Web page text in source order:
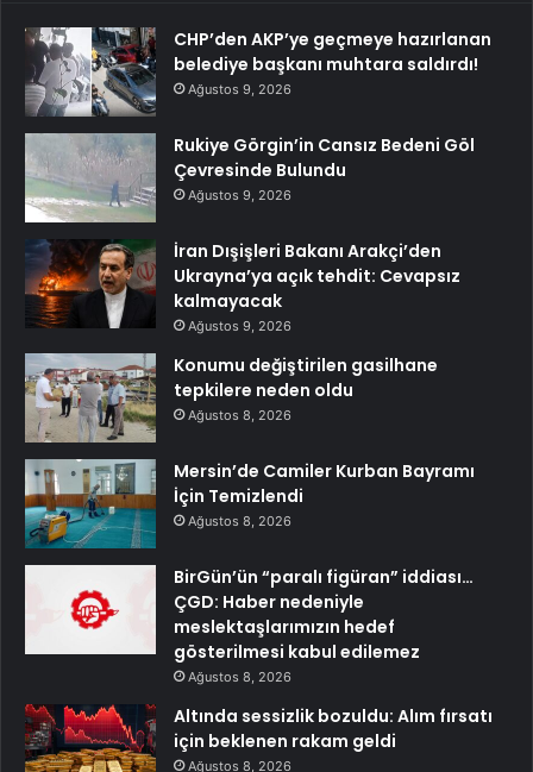
CHP’den AKP’ye geçmeye hazırlanan
belediye başkanı muhtara saldırdı!
Ağustos 9, 2026
Rukiye Görgin’in Cansız Bedeni Göl
Çevresinde Bulundu
Ağustos 9, 2026
İran Dışişleri Bakanı Arakçi’den
Ukrayna’ya açık tehdit: Cevapsız
kalmayacak
Ağustos 9, 2026
Konumu değiştirilen gasilhane
tepkilere neden oldu
Ağustos 8, 2026
Mersin’de Camiler Kurban Bayramı
İçin Temizlendi
Ağustos 8, 2026
BirGün’ün “paralı figüran” iddiası…
ÇGD: Haber nedeniyle
meslektaşlarımızın hedef
gösterilmesi kabul edilemez
Ağustos 8, 2026
Altında sessizlik bozuldu: Alım fırsatı
için beklenen rakam geldi
Ağustos 8, 2026